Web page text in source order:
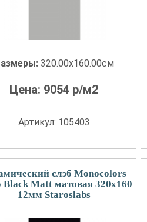
320.00x160.00см
Цена: 9054 р/м2
Артикул: 105403
слэб Monocolors
Black Matt матовая 320x160
12мм Staroslabs